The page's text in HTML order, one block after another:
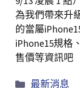
為我們帶來升
的當屬
iPhone15規格
售價等資訊吧
最新消息